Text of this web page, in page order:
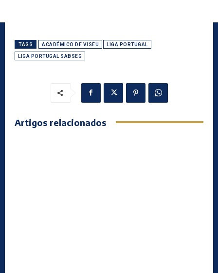
TAGS ACADÉMICO DE VISEU LIGA PORTUGAL
LIGA PORTUGAL SABSEG
Artigos relacionados